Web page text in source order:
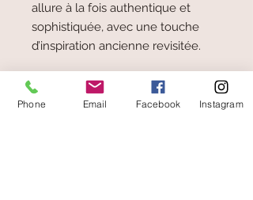
allure à la fois authentique et
sophistiquée, avec une touche
d’inspiration ancienne revisitée.
En savoir plus
Phone Email Facebook Instagram